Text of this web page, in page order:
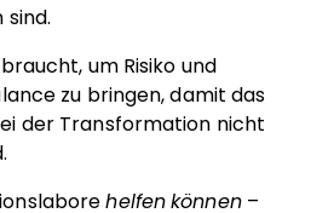
sind.
um Risiko und
zu bringen, damit das
der Transformation nicht
helfen können–